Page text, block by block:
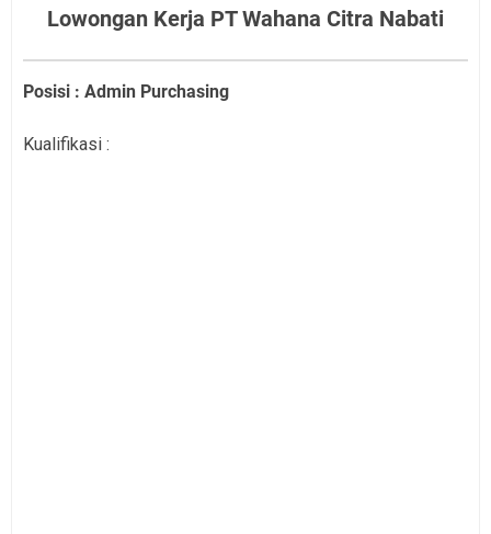
Lowongan Kerja PT Wahana Citra Nabati
Posisi : Admin Purchasing
Kualifikasi :